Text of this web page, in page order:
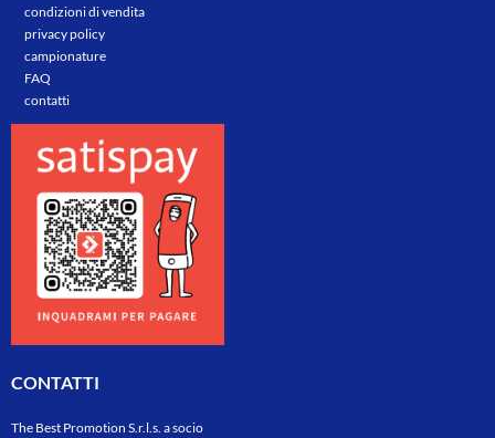
condizioni di vendita
privacy policy
campionature
FAQ
contatti
CONTATTI
The Best Promotion S.r.l.s. a socio